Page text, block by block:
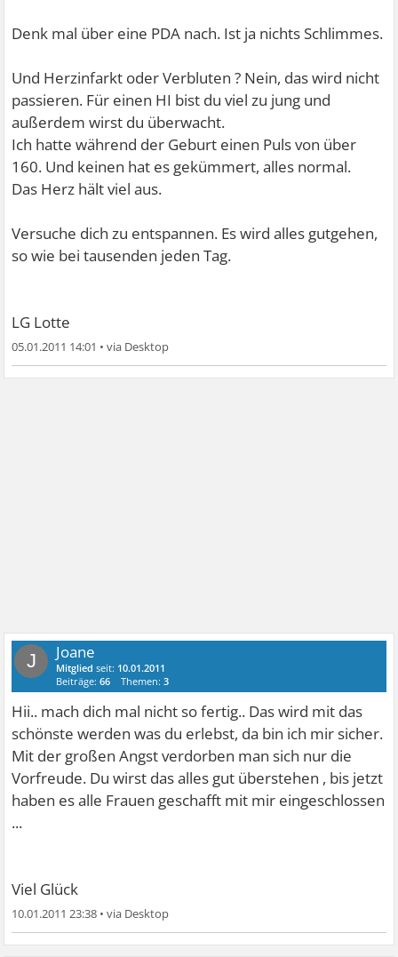
Denk mal über eine PDA nach. Ist ja nichts Schlimmes.
Und Herzinfarkt oder Verbluten ? Nein, das wird nicht
passieren. Für einen HI bist du viel zu jung und
außerdem wirst du überwacht.
Ich hatte während der Geburt einen Puls von über
160. Und keinen hat es gekümmert, alles normal.
Das Herz hält viel aus.
Versuche dich zu entspannen. Es wird alles gutgehen,
so wie bei tausenden jeden Tag.
LG Lotte
05.01.2011 14:01 •
J Joane
Mitglied seit: 10.01.2011
Beiträge:66 Themen:3
Hii.. mach dich mal nicht so fertig.. Das wird mit das
schönste werden was du erlebst, da bin ich mir sicher.
Mit der großen Angst verdorben man sich nur die
Vorfreude. Du wirst das alles gut überstehen , bis jetzt
haben es alle Frauen geschafft mit mir eingeschlossen
...
Viel Glück
10.01.2011 23:38 •